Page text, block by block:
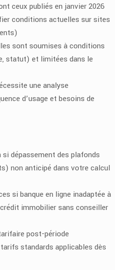
ceux publiés en janvier 2026
conditions actuelles sur sites
sont soumises à conditions
statut) et limitées dans le
une analyse
d’usage et besoins de
dépassement des plafonds
non anticipé dans votre calcul
si banque en ligne inadaptée à
immobilier sans conseiller
post-période
standards applicables dès